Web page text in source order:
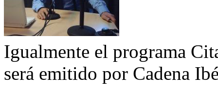
Igualmente el programa
será emitido por Cadena